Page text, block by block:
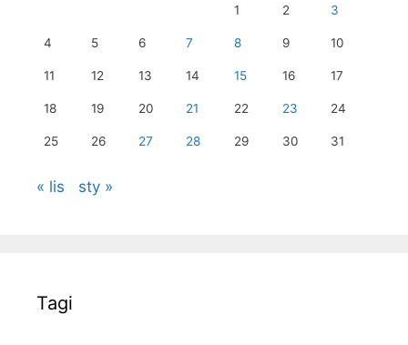
1 2 3
4 5 6 7 8 9 10
11 12 13 14 15 16 17
18 19 20 21 22 23 24
25 26 27 28 29 30 31
« lis sty »
Tagi